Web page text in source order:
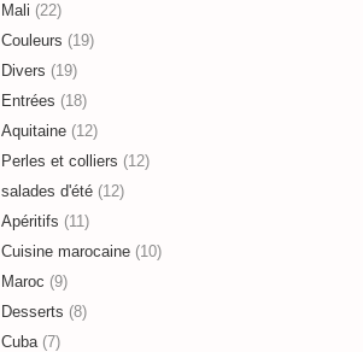
Mali (22)
Couleurs (19)
Divers (19)
Entrées (18)
Aquitaine (12)
Perles et colliers (12)
salades d'été (12)
Apéritifs (11)
Cuisine marocaine (10)
Maroc (9)
Desserts (8)
Cuba(7)